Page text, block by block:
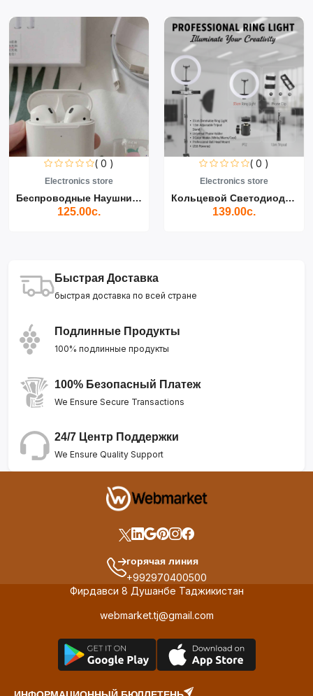
Беспроводные Наушники Air...
Electronics store
Кольцевой Светодиодный Св...
Fakhriddin
Быстрая Доставка
быстрая доставка по всей стране
Подлинные Продукты
100% подлинные продукты
100% Безопасный Платеж
We Ensure Secure Transactions
24/7 Центр Поддержки
We Ensure Quality Support
горячая линия
+992970400500
Фирдавси 8 Душанбе Таджикистан
webmarket.tj@gmail.com